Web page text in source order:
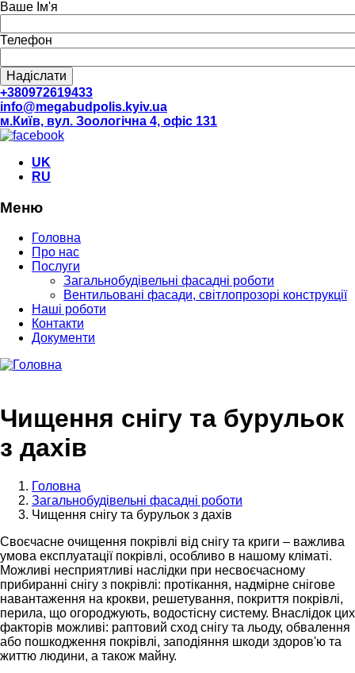
Ваше Ім'я
Телефон
+380972619433
info@megabudpolis.kyiv.ua
м.Київ, вул. Зоологічна 4, офіс 131
UK
RU
Меню
Головна
Про нас
Послуги
Загальнобудівельні фасадні роботи
Вентильовані фасади, світлопрозорі конструкції
Наші роботи
Контакти
Документи
Чищення снігу та бурульок
з дахів
Головна
Загальнобудівельні фасадні роботи
Чищення снігу та бурульок з дахів
Своєчасне очищення покрівлі від снігу та криги – важлива
умова експлуатації покрівлі, особливо в нашому кліматі.
Можливі несприятливі наслідки при несвоєчасному
прибиранні снігу з покрівлі: протікання, надмірне снігове
навантаження на крокви, решетування, покриття покрівлі,
перила, що огороджують, водостісну систему. Внаслідок цих
факторів можливі: раптовий сход снігу та льоду, обвалення
або пошкодження покрівлі, заподіяння шкоди здоров'ю та
життю людини, а також майну.